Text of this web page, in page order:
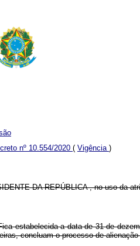
nº 10.554/2020 ( Vigência )
DA REPÚBLICA , no uso da
estabelecida a data de 31 de
concluam o processo de